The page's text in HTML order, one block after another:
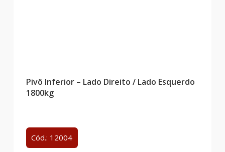
Pivô Inferior – Lado Direito / Lado Esquerdo
1800kg
Cód.: 12004